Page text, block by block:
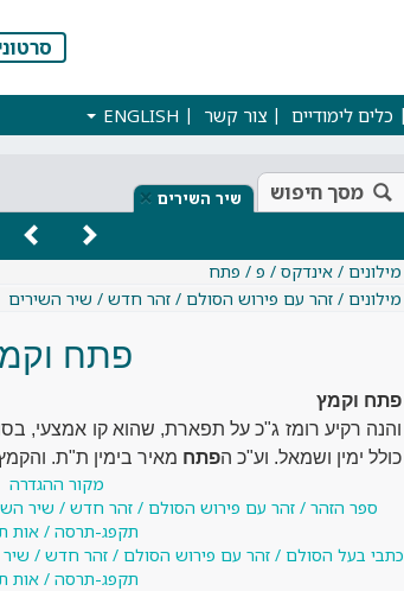
כלים לימודיים צור קשר ENGLISH
מסך חיפוש שיר השירים ×
מילונים / אינדקס / פ / פתח
מילונים / זהר עם פירוש הסולם / זהר חדש / שיר השירים
פתח
פתח וקמץ
והנה רקיע רומז ג"כ על תפארת, שהוא קו אמצעי,
כולל ימין ושמאל. וע"כ הפתח מאיר בימין ת"ת.
מקור ההגדרה
ספר הזהר / זהר עם פירוש הסולם / זהר חדש / שיר
תקפג-תרסה / אות
כתבי בעל הסולם / זהר עם פירוש הסולם / זהר חדש /
תקפג-תרסה / אות